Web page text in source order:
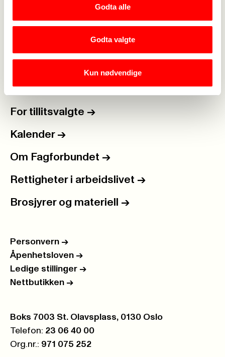
Godta alle
Godta valgte
Kun nødvendige
Kontakt oss ->
For tillitsvalgte ->
Kalender ->
Om Fagforbundet ->
Rettigheter i arbeidslivet ->
Brosjyrer og materiell ->
Personvern ->
Åpenhetsloven ->
Ledige stillinger ->
Nettbutikken ->
Postboks:
Boks 7003 St. Olavsplass, 0130 Oslo
Telefon: 23 06 40 00
Org.nr.: 971 075 252